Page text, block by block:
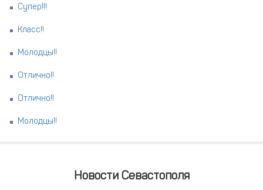
Супер!!!
Класс!!
Молодцы!!
Отлично!!
Отлично!!
Молодцы!!
Новости Севастополя